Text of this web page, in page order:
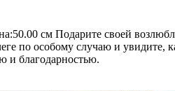
.00 см Подарите своей
по особому случаю и увидите,
и благодарностью.